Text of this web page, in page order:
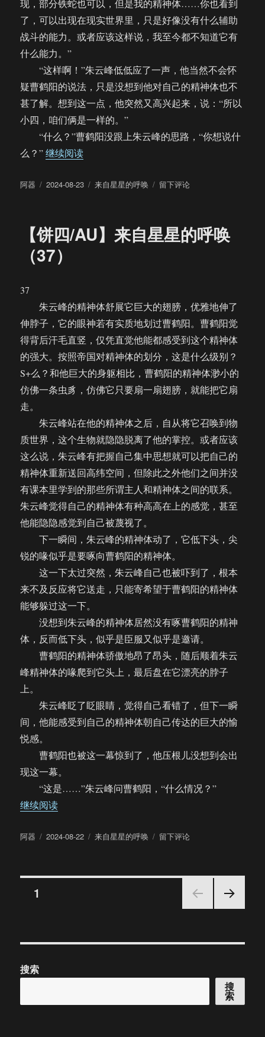
现，部分铁蛇也可以，但是我的精神体……你也看到
了，可以出现在现实世界里，只是好像没有什么辅助
战斗的能力。或者应该这样说，我至今都不知道它有
什么能力。”
“这样啊！”朱云峰低低应了一声，他当然不会怀
疑曹鹤阳的说法，只是没想到他对自己的精神体也不
甚了解。想到这一点，他突然又高兴起来，说：“所以
小四，咱们俩是一样的。”
“什么？”曹鹤阳没跟上朱云峰的思路，“你想说什
么？”继续阅读“【饼四/AU】来自星星的呼唤（38）”
作
阿器
发
2024-08-23
分
来自星星的呼唤
于
自
（38）
留下评论
【饼四/AU】来自星星的呼唤
（37）
37
朱云峰的精神体舒展它巨大的翅膀，优雅地伸了
伸脖子，它的眼神若有实质地划过曹鹤阳。曹鹤阳觉
得背后汗毛直竖，仅凭直觉他能都感受到这个精神体
的强大。按照帝国对精神体的划分，这是什么级别？
S+么？和他巨大的身躯相比，曹鹤阳的精神体渺小的
仿佛一条虫豸，仿佛它只要扇一扇翅膀，就能把它扇
走。
朱云峰站在他的精神体之后，自从将它召唤到物
质世界，这个生物就隐隐脱离了他的掌控。或者应该
这么说，朱云峰有把握自己集中思想就可以把自己的
精神体重新送回高纬空间，但除此之外他们之间并没
有课本里学到的那些所谓主人和精神体之间的联系。
朱云峰觉得自己的精神体有种高高在上的感觉，甚至
他能隐隐感觉到自己被蔑视了。
下一瞬间，朱云峰的精神体动了，它低下头，尖
锐的喙似乎是要啄向曹鹤阳的精神体。
这一下太过突然，朱云峰自己也被吓到了，根本
来不及反应将它送走，只能寄希望于曹鹤阳的精神体
能够躲过这一下。
没想到朱云峰的精神体居然没有啄曹鹤阳的精神
体，反而低下头，似乎是臣服又似乎是邀请。
曹鹤阳的精神体骄傲地昂了昂头，随后顺着朱云
峰精神体的喙爬到它头上，最后盘在它漂亮的脖子
上。
朱云峰眨了眨眼睛，觉得自己看错了，但下一瞬
间，他能感受到自己的精神体朝自己传达的巨大的愉
悦感。
曹鹤阳也被这一幕惊到了，他压根儿没想到会出
现这一幕。
“这是……”朱云峰问曹鹤阳，“什么情况？”
继续阅读“【饼四/AU】来自星星的呼唤（37）”
作
阿器
发
2024-08-22
分
来自星星的呼唤
于
来
唤
留下评论
文
分
页
1
搜索
搜
索